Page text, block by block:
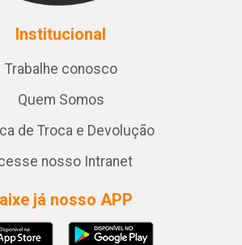
Institucional
Trabalhe conosco
Quem Somos
de Troca e Devolução
nosso Intranet
já nosso APP